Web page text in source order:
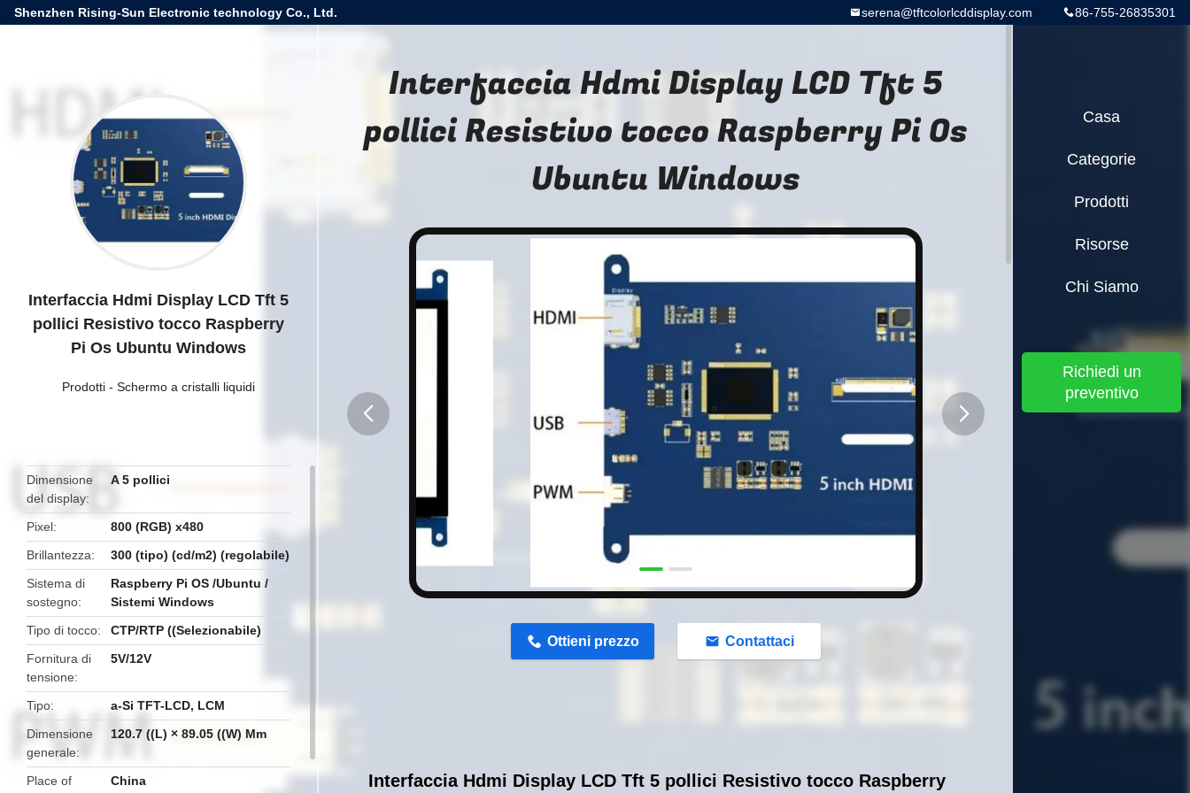
Shenzhen Rising-Sun Electronic technology Co., Ltd. 86-755-26835301
serena@tftcolorlcddisplay.com
Interfaccia Hdmi Display LCD Tft 5
pollici Resistivo tocco Raspberry
Pi Os Ubuntu Windows
Prodotti - Schermo a cristalli liquidi
Dimensione
del display
A 5 pollici
Pixel
800 (RGB) x480
Brillantezza
300 (tipo) (cd/m2) (regolabile)
Sistema di
sostegno
Raspberry Pi OS /Ubuntu /
Sistemi Windows
Tipo di tocco
CTP/RTP ((Selezionabile)
Fornitura di
tensione
5V/12V
Tipo
a-Si TFT-LCD, LCM
Dimensione
generale
120.7 ((L) × 89.05 ((W) Mm
Place of
China
Interfaccia Hdmi Display LCD Tft 5
pollici Resistivo tocco Raspberry Pi Os
Ubuntu Windows
Ottieni prezzo Contattaci
Interfaccia Hdmi Display LCD Tft 5 pollici Resistivo tocco Raspberry
Casa
Categorie
Prodotti
Risorse
Chi Siamo
Richiedi un
preventivo